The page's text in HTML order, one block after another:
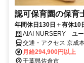
認可保育園の保育
年間休日130日＋有休
AIAI NURSERY ユー
交通・アクセス 京成
月給294,900円以上
千葉県佐倉市